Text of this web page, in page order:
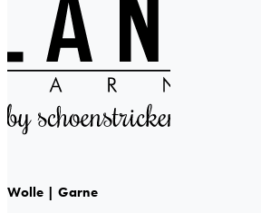
Wolle | Garne